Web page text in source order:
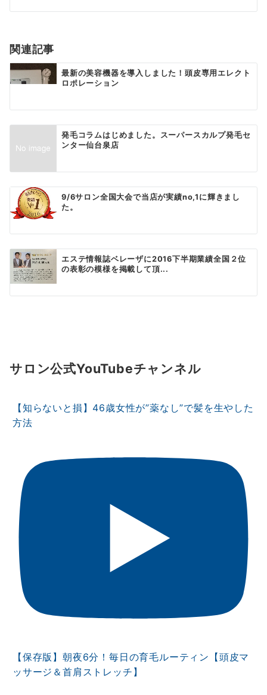
シ
ン
関連記事
最新の美容機器を導入しました！頭皮専用エレクト
ロポレーション
発毛コラムはじめました。スーパースカルプ発毛セ
ンター仙台泉店
9/6サロン全国大会で当店が実績no,1に輝きまし
た。
エステ情報誌ベレーザに2016下半期業績全国２位
の表彰の模様を掲載して頂...
サロン公式YouTubeチャンネル
【知らないと損】46歳女性が”薬なし”で髪を生やした
方法
【保存版】朝夜6分！毎日の育毛ルーティン【頭皮マ
ッサージ＆首肩ストレッチ】